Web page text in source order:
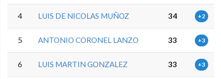
4 LUIS DE NICOLAS MUÑOZ 34 +2
5 ANTONIO CORONEL LANZO 33 +3
6 LUIS MARTIN GONZALEZ 33 +3